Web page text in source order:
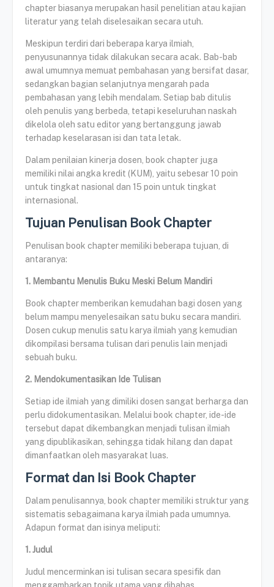
chapter biasanya merupakan hasil penelitian atau kajian
literatur yang telah diselesaikan secara utuh.
Meskipun terdiri dari beberapa karya ilmiah,
penyusunannya tidak dilakukan secara acak. Bab-bab
awal umumnya memuat pembahasan yang bersifat dasar,
sedangkan bagian selanjutnya mengarah pada
pembahasan yang lebih mendalam. Setiap bab ditulis
oleh penulis yang berbeda, tetapi keseluruhan naskah
dikelola oleh satu editor yang bertanggung jawab
terhadap keselarasan isi dan tata letak.
Dalam penilaian kinerja dosen, book chapter juga
memiliki nilai angka kredit (KUM), yaitu sebesar 10 poin
untuk tingkat nasional dan 15 poin untuk tingkat
internasional.
Tujuan Penulisan Book Chapter
Penulisan book chapter memiliki beberapa tujuan, di
antaranya:
1. Membantu Menulis Buku Meski Belum Mandiri
Book chapter memberikan kemudahan bagi dosen yang
belum mampu menyelesaikan satu buku secara mandiri.
Dosen cukup menulis satu karya ilmiah yang kemudian
dikompilasi bersama tulisan dari penulis lain menjadi
sebuah buku.
2. Mendokumentasikan Ide Tulisan
Setiap ide ilmiah yang dimiliki dosen sangat berharga dan
perlu didokumentasikan. Melalui book chapter, ide-ide
tersebut dapat dikembangkan menjadi tulisan ilmiah
yang dipublikasikan, sehingga tidak hilang dan dapat
dimanfaatkan oleh masyarakat luas.
Format dan Isi Book Chapter
Dalam penulisannya, book chapter memiliki struktur yang
sistematis sebagaimana karya ilmiah pada umumnya.
Adapun format dan isinya meliputi:
1. Judul
Judul mencerminkan isi tulisan secara spesifik dan